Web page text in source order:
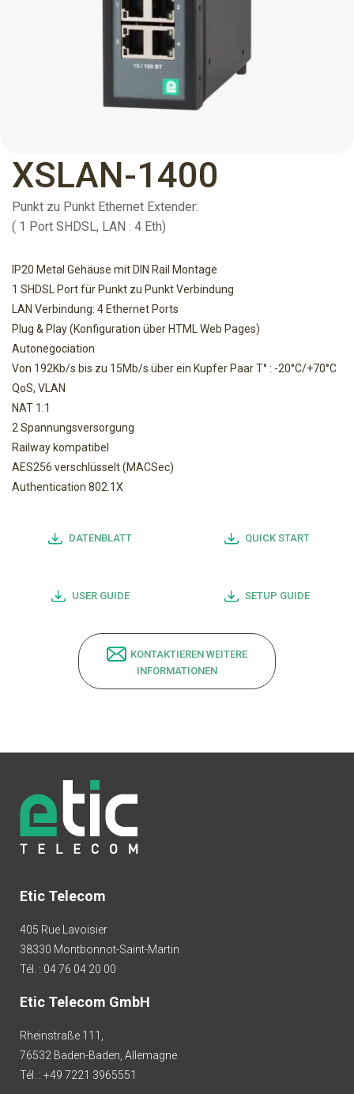
XSLAN-1400
Punkt zu Punkt Ethernet Extender:
( 1 Port SHDSL, LAN : 4 Eth)
IP20 Metal Gehäuse mit DIN Rail Montage
1 SHDSL Port für Punkt zu Punkt Verbindung
LAN Verbindung: 4 Ethernet Ports
Plug & Play (Konfiguration über HTML Web Pages)
Autonegociation
Von 192Kb/s bis zu 15Mb/s über ein Kupfer Paar T° : -20°C/+70°C
QoS, VLAN
NAT 1:1
2 Spannungsversorgung
Railway kompatibel
AES256 verschlüsselt (MACSec)
Authentication 802.1X
DATENBLATT QUICK START
USER GUIDE SETUP GUIDE
KONTAKTIEREN WEITERE
INFORMATIONEN
Etic Telecom
405 Rue Lavoisier
38330 Montbonnot-Saint-Martin
Tél. : 04 76 04 20 00
Etic Telecom GmbH
Rheinstraße 111,
76532 Baden-Baden, Allemagne
Tél. : +49 7221 3965551